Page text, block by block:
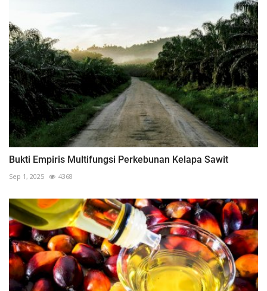
Bukti Empiris Multifungsi Perkebunan Kelapa Sawit
Sep 1, 2025 4368